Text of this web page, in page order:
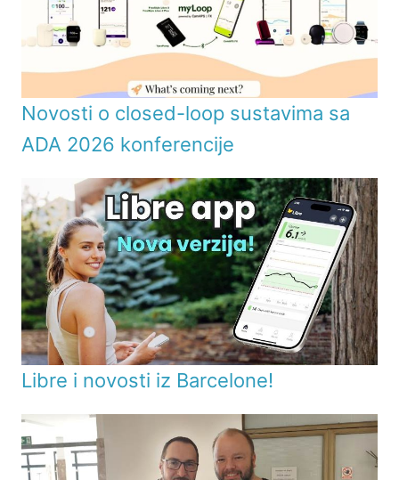
Novosti o closed-loop sustavima sa
ADA 2026 konferencije
Libre i novosti iz Barcelone!